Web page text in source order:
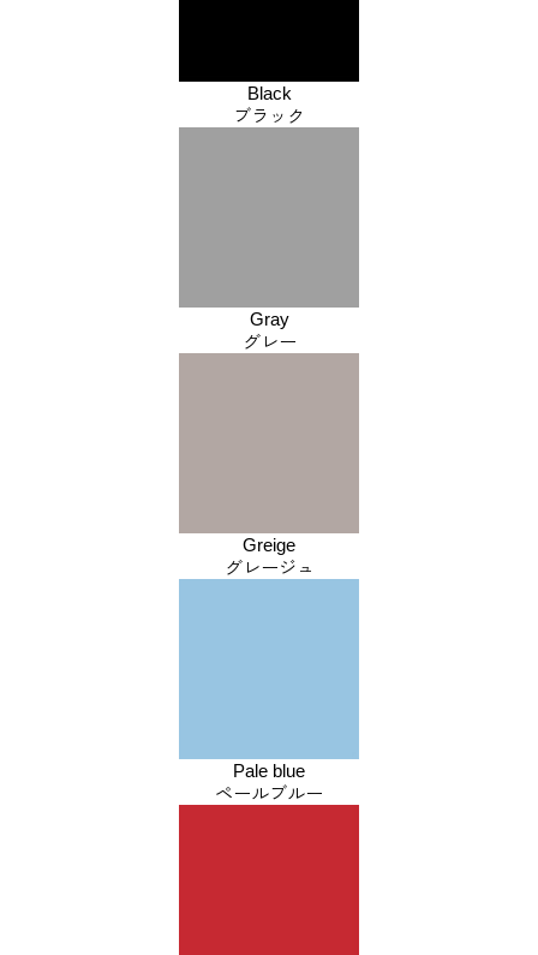
Black
ブラック
Gray
グレー
Greige
グレージュ
Pale blue
ペールブルー